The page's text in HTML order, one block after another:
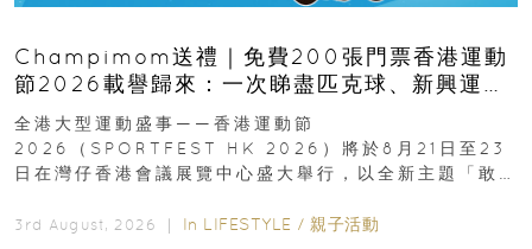
Champimom送禮｜免費200張門票香港運動
節2026載譽歸來：一次睇盡匹克球、新興運
動、街舞比賽＋逾百運動品牌展覽
全港大型運動盛事——香港運動節
2026（SPORTFEST HK 2026）將於8月21日至23
日在灣仔香港會議展覽中心盛大舉行，以全新主題「敢
3rd August, 2026 ｜ In LIFESTYLE / 親子活動